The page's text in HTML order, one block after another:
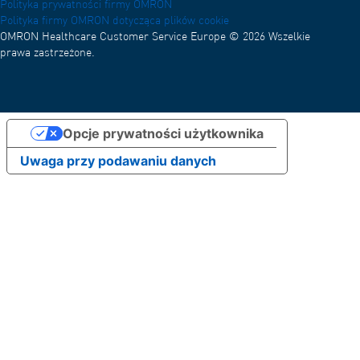
Polityka prywatności firmy OMRON
Polityka firmy OMRON dotycząca plików cookie
OMRON Healthcare Customer Service Europe © 2026 Wszelkie
prawa zastrzeżone.
Uwaga przy podawaniu danych
Opcje prywatności użytkownika